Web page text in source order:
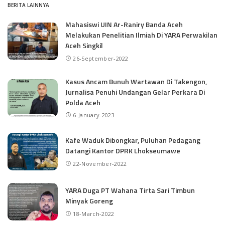
BERITA LAINNYA
Mahasiswi UIN Ar-Raniry Banda Aceh
Melakukan Penelitian Ilmiah Di YARA Perwakilan
Aceh Singkil
26-September-2022
Kasus Ancam Bunuh Wartawan Di Takengon,
Jurnalisa Penuhi Undangan Gelar Perkara Di
Polda Aceh
6-January-2023
Kafe Waduk Dibongkar, Puluhan Pedagang
Datangi Kantor DPRK Lhokseumawe
22-November-2022
YARA Duga PT Wahana Tirta Sari Timbun
Minyak Goreng
18-March-2022